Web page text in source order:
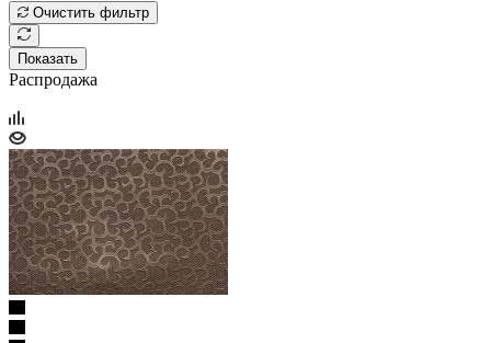
Очистить фильтр
Показать
Распродажа